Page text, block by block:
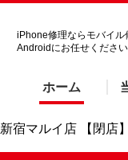
iPhone修理ならモバイル
Androidにお任せください
ホーム
新宿マルイ店 【閉店